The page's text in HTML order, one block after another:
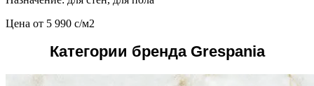
Цена от 5 990 c/м2
Категории бренда Grespania